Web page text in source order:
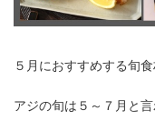
５月におすすめする旬
アジの旬は５～７月と言